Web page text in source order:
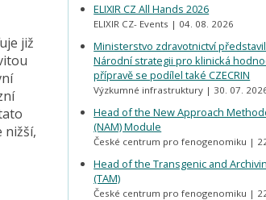
již
nižší,
ELIXIR CZ All Hands 2026
ELIXIR CZ- Events 04. 08. 2026
Ministerstvo zdravotnictví
Národní strategii pro klinická
přípravě se podílel také CZECRIN
Výzkumné infrastruktury 30. 07.
Head of the New Approach
(NAM) Module
České centrum pro fenogenomiku
Head of the Transgenic and
(TAM)
České centrum pro fenogenomiku